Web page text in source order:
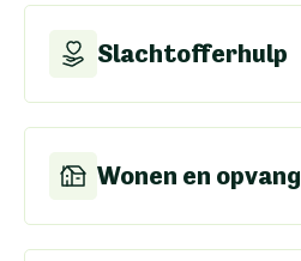
Slachtofferhulp
Wonen en opvang